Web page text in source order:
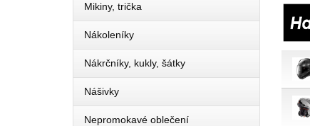
Mikiny, trička
Nákoleníky
Nákrčníky, kukly, šátky
Nášivky
Nepromokavé oblečení